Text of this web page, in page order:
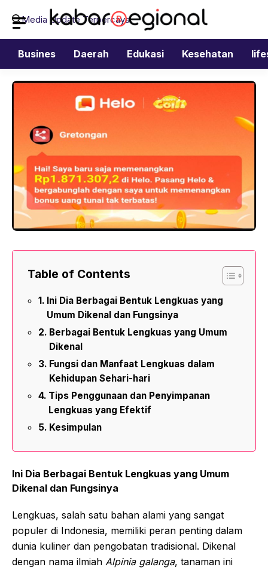
isi
Media Update Terpercaya
Busines Daerah Edukasi Kesehatan
Table of Contents
Ini Dia Berbagai Bentuk Lengkuas yang
Umum Dikenal dan Fungsinya
Berbagai Bentuk Lengkuas yang Umum
Dikenal
Fungsi dan Manfaat Lengkuas dalam
Kehidupan Sehari-hari
Tips Penggunaan dan Penyimpanan
Lengkuas yang Efektif
Kesimpulan
Ini Dia Berbagai Bentuk Lengkuas yang Umum
Dikenal dan Fungsinya
Lengkuas, salah satu bahan alami yang sangat
populer di Indonesia, memiliki peran penting dalam
dunia kuliner dan pengobatan tradisional. Dikenal
dengan nama ilmiah Alpinia galanga, tanaman ini